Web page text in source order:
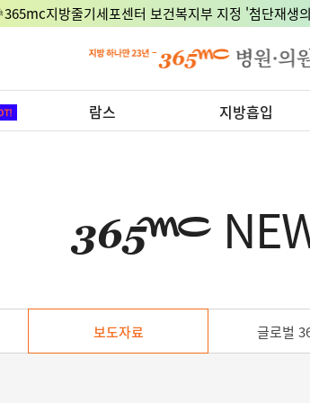
지방줄기세포센터 보건복지부 지정 '첨단재생
람스 지방흡입
보도자료 글로벌